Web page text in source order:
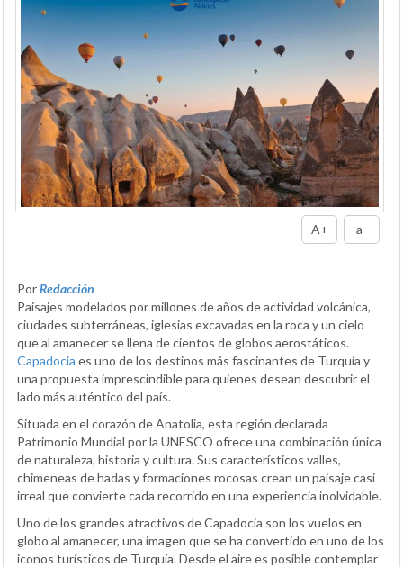
A+ a-
PorRedacción
Paisajes modelados por millones de años de actividad volcánica,
ciudades subterráneas, iglesias excavadas en la roca y un cielo
que al amanecer se llena de cientos de globos aerostáticos.
Capadocia es uno de los destinos más fascinantes de Turquía y
una propuesta imprescindible para quienes desean descubrir el
lado más auténtico del país.
Situada en el corazón de Anatolia, esta región declarada
Patrimonio Mundial por la UNESCO ofrece una combinación única
de naturaleza, historia y cultura. Sus característicos valles,
chimeneas de hadas y formaciones rocosas crean un paisaje casi
irreal que convierte cada recorrido en una experiencia inolvidable.
Uno de los grandes atractivos de Capadocia son los vuelos en
globo al amanecer, una imagen que se ha convertido en uno de los
iconos turísticos de Turquía. Desde el aire es posible contemplar